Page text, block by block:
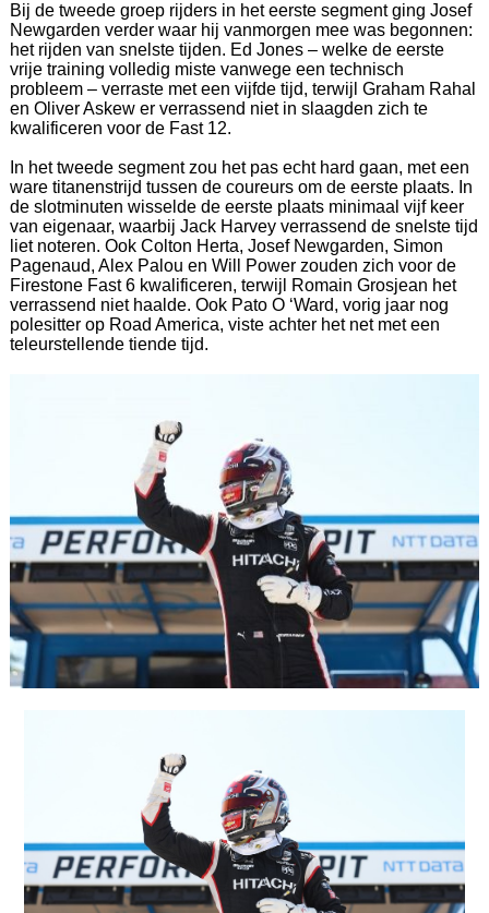
Bij de tweede groep rijders in het eerste segment ging Josef
Newgarden verder waar hij vanmorgen mee was begonnen:
het rijden van snelste tijden. Ed Jones – welke de eerste
vrije training volledig miste vanwege een technisch
probleem – verraste met een vijfde tijd, terwijl Graham Rahal
en Oliver Askew er verrassend niet in slaagden zich te
kwalificeren voor de Fast 12.
In het tweede segment zou het pas echt hard gaan, met een
ware titanenstrijd tussen de coureurs om de eerste plaats. In
de slotminuten wisselde de eerste plaats minimaal vijf keer
van eigenaar, waarbij Jack Harvey verrassend de snelste tijd
liet noteren. Ook Colton Herta, Josef Newgarden, Simon
Pagenaud, Alex Palou en Will Power zouden zich voor de
Firestone Fast 6 kwalificeren, terwijl Romain Grosjean het
verrassend niet haalde. Ook Pato O ‘Ward, vorig jaar nog
polesitter op Road America, viste achter het net met een
teleurstellende tiende tijd.